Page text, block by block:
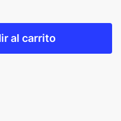
al carrito